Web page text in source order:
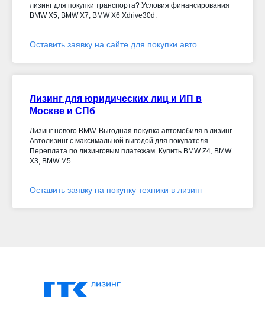
лизинг для покупки транспорта? Условия финансирования
BMW X5, BMW X7, BMW X6 Xdrive30d
Оставить заявку на сайте для покупки авто
Лизинг для юридических лиц и ИП в
Москве и СПб
Лизинг нового BMW. Выгодная покупка автомобиля в лизинг.
Автолизинг с максимальной выгодой для покупателя.
Переплата по лизинговым платежам. Купить BMW Z4, BMW
X3, BMW M5.
Оставить заявку на покупку техники в лизинг